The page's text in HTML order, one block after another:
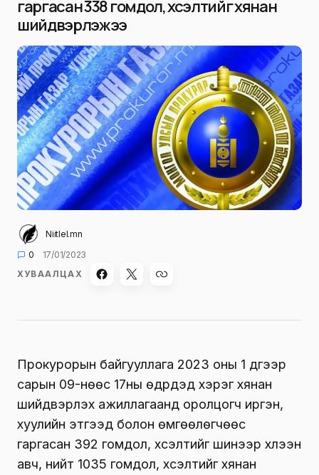
гаргасан 338 гомдол, хүсэлтийг хянан
шийдвэрлэжээ
Niitlel.mn
0
17/01/2023
ХУВААЛЦАХ
Прокурорын байгууллага 2023 оны 1 дүгээр
сарын 09-нөөс 17ны өдрүүдэд хэрэг хянан
шийдвэрлэх ажиллагаанд оролцогч иргэн,
хуулийн этгээд болон өмгөөлөгчөөс
гаргасан 392 гомдол, хүсэлтийг шинээр хүлээн
авч, нийт 1035 гомдол, хүсэлтийг хянан